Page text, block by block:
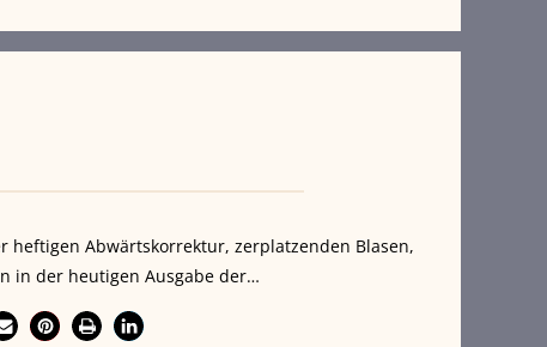
heftigen Abwärtskorrektur, zerplatzenden Blasen,
in der heutigen Ausgabe der…